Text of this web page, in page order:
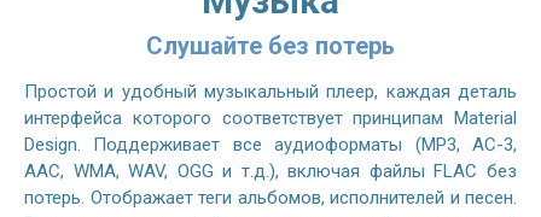
Слушайте без потерь
Простой и удобный музыкальный плеер, каждая деталь
интерфейса которого соответствует принципам Material
Design. Поддерживает все аудиоформаты (MP3, AC-3,
AAC, WMA, WAV, OGG и т.д.), включая файлы FLAC без
потерь. Отображает теги альбомов, исполнителей и песен.